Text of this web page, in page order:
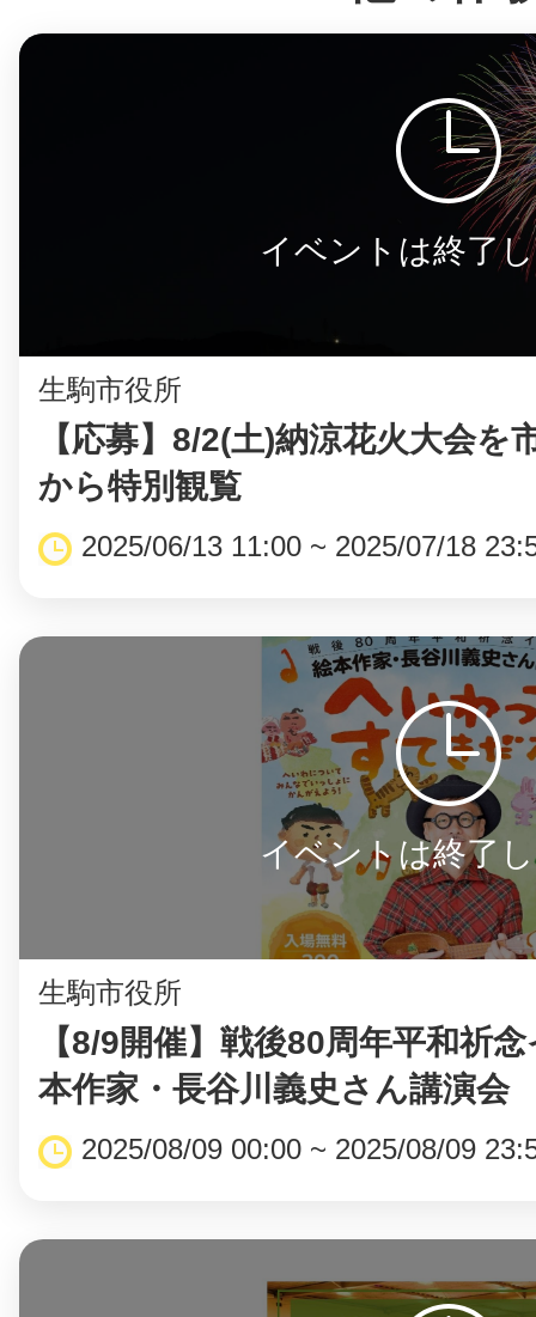
イベントは終了
生駒市役所
【応募】8/2(土)納涼花火大会を
から特別観覧
2025/06/13 11:00 ~ 2025/07/18
イベントは終了
生駒市役所
【8/9開催】戦後80周年平和祈
本作家・長谷川義史さん講演会
2025/08/09 00:00 ~ 2025/08/09
©︎ KAYAC Inc.All